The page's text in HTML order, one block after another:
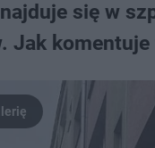
się w
Jak